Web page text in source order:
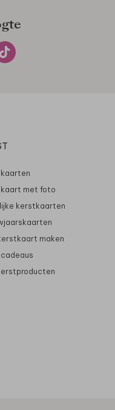
met foto
kerstkaarten
maken